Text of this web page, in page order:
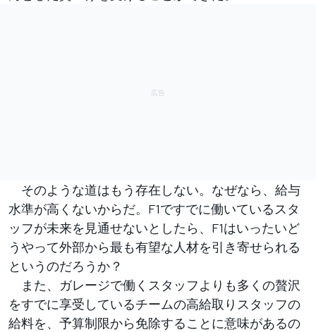
そのような道はもう存在しない。なぜなら、給与
水準が高くないからだ。F1ですでに働いているスタ
ッフが未来を見通せないとしたら、F1はいったいど
うやって外部から最も有望な人材を引き寄せられる
というのだろうか？
また、ガレージで働くスタッフよりも多くの贅沢
をすでに享受しているチームの高給取りスタッフの
給料を、予算制限から免除することに意味があるの